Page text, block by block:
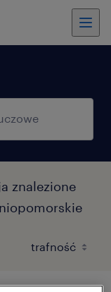
znalezione